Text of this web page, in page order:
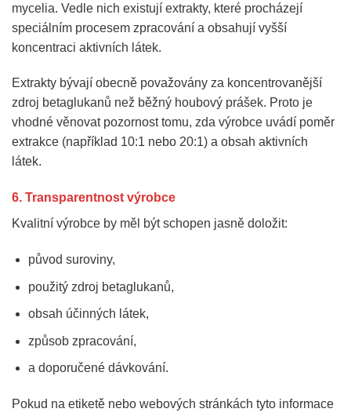
mycelia. Vedle nich existují extrakty, které procházejí
speciálním procesem zpracování a obsahují vyšší
koncentraci aktivních látek.
Extrakty bývají obecně považovány za koncentrovanější
zdroj betaglukanů než běžný houbový prášek. Proto je
vhodné věnovat pozornost tomu, zda výrobce uvádí poměr
extrakce (například 10:1 nebo 20:1) a obsah aktivních
látek.
6. Transparentnost výrobce
Kvalitní výrobce by měl být schopen jasně doložit:
původ suroviny,
použitý zdroj betaglukanů,
obsah účinných látek,
způsob zpracování,
a doporučené dávkování.
Pokud na etiketě nebo webových stránkách tyto informace